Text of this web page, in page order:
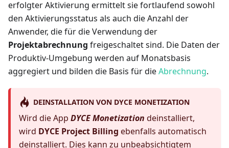
erfolgter Aktivierung ermittelt sie fortlaufend sowohl
den Aktivierungsstatus als auch die Anzahl der
Anwender, die für die Verwendung der
Projektabrechnung freigeschaltet sind. Die Daten der
Produktiv-Umgebung werden auf Monatsbasis
aggregiert und bilden die Basis für dieAbrechnung.
DEINSTALLATION VON DYCE MONETIZATION
Wird die App DYCE Monetization deinstalliert,
wird DYCE Project Billing ebenfalls automatisch
deinstalliert. Dies kann zu unbeabsichtigtem